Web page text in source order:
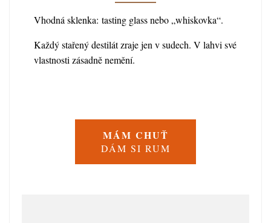
Vhodná sklenka: tasting glass nebo „whiskovka“.
Každý stařený destilát zraje jen v sudech. V lahvi své
vlastnosti zásadně nemění.
MÁM CHUŤ
DÁM SI RUM